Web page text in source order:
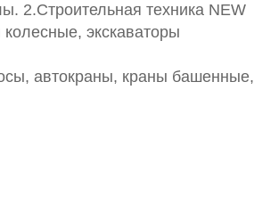
2.Строительная техника NEW
экскаваторы
автокраны, краны башенные,